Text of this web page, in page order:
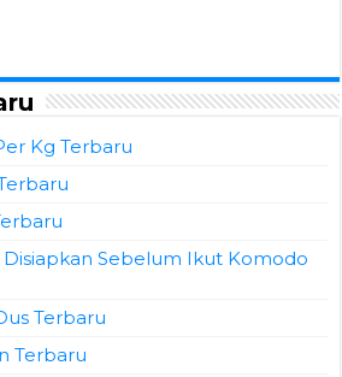
Kg Terbaru
Disiapkan Sebelum Ikut Komodo
Terbaru
Terbaru